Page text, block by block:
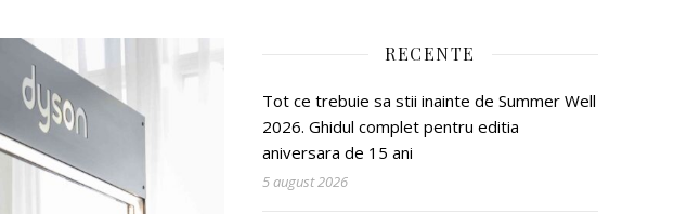
RECENTE
Tot ce trebuie sa stii inainte de Summer Well
2026. Ghidul complet pentru editia
aniversara de 15 ani
5 august 2026